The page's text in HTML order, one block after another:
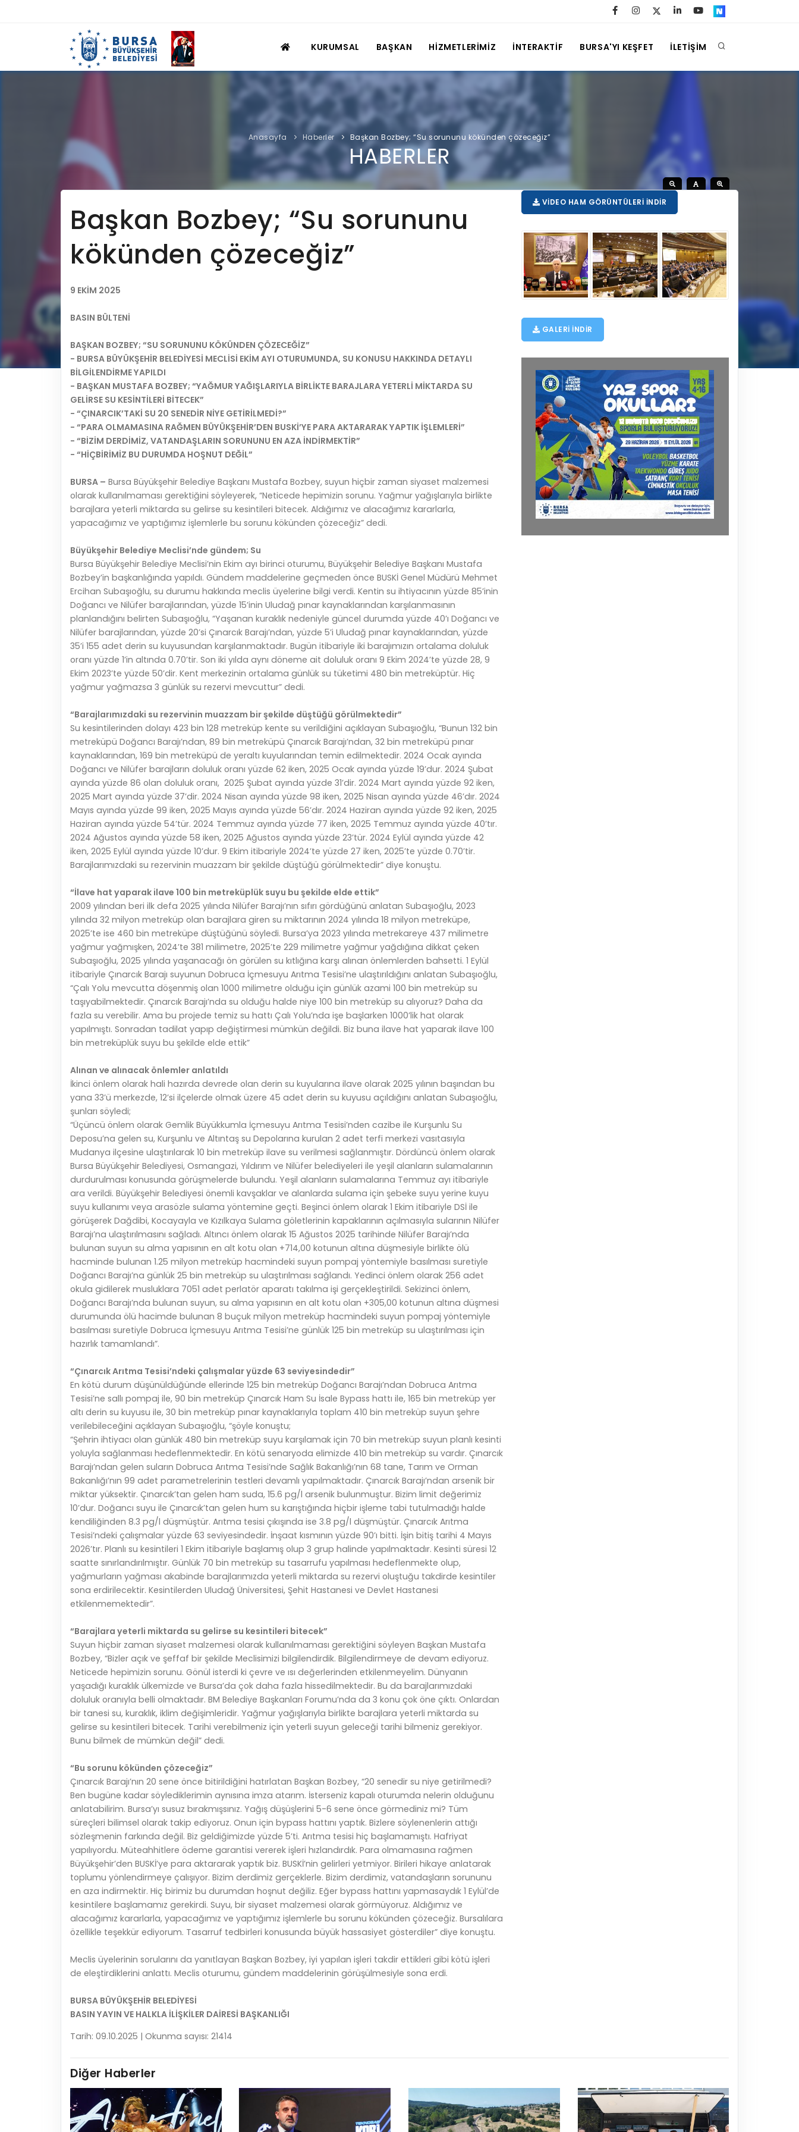
KURUMSAL BAŞKAN HİZMETLERİMİZ İNTERAKTİF BURSA'YI KEŞFET İLETİŞİM
Anasayfa Haberler Başkan Bozbey; “Su sorununu kökünden çözeceğiz”
HABERLER
Başkan Bozbey; “Su sorununu
kökünden çözeceğiz”
9 EKİM 2025
BASIN BÜLTENİ
BAŞKAN BOZBEY; “SU SORUNUNU KÖKÜNDEN ÇÖZECEĞİZ”
- BURSA BÜYÜKŞEHİR BELEDİYESİ MECLİSİ EKİM AYI OTURUMUNDA, SU KONUSU HAKKINDA DETAYLI
BİLGİLENDİRME YAPILDI
- BAŞKAN MUSTAFA BOZBEY; “YAĞMUR YAĞIŞLARIYLA BİRLİKTE BARAJLARA YETERLİ MİKTARDA SU
GELİRSE SU KESİNTİLERİ BİTECEK”
- “ÇINARCIK’TAKİ SU 20 SENEDİR NİYE GETİRİLMEDİ?”
- “PARA OLMAMASINA RAĞMEN BÜYÜKŞEHİR’DEN BUSKİ’YE PARA AKTARARAK YAPTIK İŞLEMLERİ”
- “BİZİM DERDİMİZ, VATANDAŞLARIN SORUNUNU EN AZA İNDİRMEKTİR”
- “HİÇBİRİMİZ BU DURUMDA HOŞNUT DEĞİL”
BURSA – Bursa Büyükşehir Belediye Başkanı Mustafa Bozbey, suyun hiçbir zaman siyaset malzemesi
olarak kullanılmaması gerektiğini söyleyerek, “Neticede hepimizin sorunu. Yağmur yağışlarıyla birlikte
barajlara yeterli miktarda su gelirse su kesintileri bitecek. Aldığımız ve alacağımız kararlarla,
yapacağımız ve yaptığımız işlemlerle bu sorunu kökünden çözeceğiz” dedi.
Büyükşehir Belediye Meclisi’nde gündem; Su
Bursa Büyükşehir Belediye Meclisi’nin Ekim ayı birinci oturumu, Büyükşehir Belediye Başkanı Mustafa
Bozbey’in başkanlığında yapıldı. Gündem maddelerine geçmeden önce BUSKİ Genel Müdürü Mehmet
Ercihan Subaşıoğlu, su durumu hakkında meclis üyelerine bilgi verdi. Kentin su ihtiyacının yüzde 85’inin
Doğancı ve Nilüfer barajlarından, yüzde 15’inin Uludağ pınar kaynaklarından karşılanmasının
planlandığını belirten Subaşıoğlu, “Yaşanan kuraklık nedeniyle güncel durumda yüzde 40’ı Doğancı ve
Nilüfer barajlarından, yüzde 20’si Çınarcık Barajı’ndan, yüzde 5’i Uludağ pınar kaynaklarından, yüzde
35’i 155 adet derin su kuyusundan karşılanmaktadır. Bugün itibariyle iki barajımızın ortalama doluluk
oranı yüzde 1’in altında 0.70’tir. Son iki yılda aynı döneme ait doluluk oranı 9 Ekim 2024’te yüzde 28, 9
Ekim 2023’te yüzde 50’dir. Kent merkezinin ortalama günlük su tüketimi 480 bin metreküptür. Hiç
yağmur yağmazsa 3 günlük su rezervi mevcuttur” dedi.
“Barajlarımızdaki su rezervinin muazzam bir şekilde düştüğü görülmektedir”
Su kesintilerinden dolayı 423 bin 128 metreküp kente su verildiğini açıklayan Subaşıoğlu, “Bunun 132 bin
metreküpü Doğancı Barajı’ndan, 89 bin metreküpü Çınarcık Barajı’ndan, 32 bin metreküpü pınar
kaynaklarından, 169 bin metreküpü de yeraltı kuyularından temin edilmektedir. 2024 Ocak ayında
Doğancı ve Nilüfer barajların doluluk oranı yüzde 62 iken, 2025 Ocak ayında yüzde 19’dur. 2024 Şubat
ayında yüzde 86 olan doluluk oranı, 2025 Şubat ayında yüzde 31’dir. 2024 Mart ayında yüzde 92 iken,
2025 Mart ayında yüzde 37’dir. 2024 Nisan ayında yüzde 98 iken, 2025 Nisan ayında yüzde 46’dır. 2024
Mayıs ayında yüzde 99 iken, 2025 Mayıs ayında yüzde 56’dır. 2024 Haziran ayında yüzde 92 iken, 2025
Haziran ayında yüzde 54’tür. 2024 Temmuz ayında yüzde 77 iken, 2025 Temmuz ayında yüzde 40’tır.
2024 Ağustos ayında yüzde 58 iken, 2025 Ağustos ayında yüzde 23’tür. 2024 Eylül ayında yüzde 42
iken, 2025 Eylül ayında yüzde 10’dur. 9 Ekim itibariyle 2024’te yüzde 27 iken, 2025’te yüzde 0.70’tir.
Barajlarımızdaki su rezervinin muazzam bir şekilde düştüğü görülmektedir” diye konuştu.
“İlave hat yaparak ilave 100 bin metreküplük suyu bu şekilde elde ettik”
2009 yılından beri ilk defa 2025 yılında Nilüfer Barajı’nın sıfırı gördüğünü anlatan Subaşıoğlu, 2023
yılında 32 milyon metreküp olan barajlara giren su miktarının 2024 yılında 18 milyon metreküpe,
2025’te ise 460 bin metreküpe düştüğünü söyledi. Bursa’ya 2023 yılında metrekareye 437 milimetre
yağmur yağmışken, 2024’te 381 milimetre, 2025’te 229 milimetre yağmur yağdığına dikkat çeken
Subaşıoğlu, 2025 yılında yaşanacağı ön görülen su kıtlığına karşı alınan önlemlerden bahsetti. 1 Eylül
itibariyle Çınarcık Barajı suyunun Dobruca İçmesuyu Arıtma Tesisi’ne ulaştırıldığını anlatan Subaşıoğlu,
“Çalı Yolu mevcutta döşenmiş olan 1000 milimetre olduğu için günlük azami 100 bin metreküp su
taşıyabilmektedir. Çınarcık Barajı’nda su olduğu halde niye 100 bin metreküp su alıyoruz? Daha da
fazla su verebilir. Ama bu projede temiz su hattı Çalı Yolu’nda işe başlarken 1000’lik hat olarak
yapılmıştı. Sonradan tadilat yapıp değiştirmesi mümkün değildi. Biz buna ilave hat yaparak ilave 100
bin metreküplük suyu bu şekilde elde ettik”
Alınan ve alınacak önlemler anlatıldı
İkinci önlem olarak hali hazırda devrede olan derin su kuyularına ilave olarak 2025 yılının başından bu
yana 33’ü merkezde, 12’si ilçelerde olmak üzere 45 adet derin su kuyusu açıldığını anlatan Subaşıoğlu,
şunları söyledi;
“Üçüncü önlem olarak Gemlik Büyükkumla İçmesuyu Arıtma Tesisi’nden cazibe ile Kurşunlu Su
Deposu’na gelen su, Kurşunlu ve Altıntaş su Depolarına kurulan 2 adet terfi merkezi vasıtasıyla
Mudanya ilçesine ulaştırılarak 10 bin metreküp ilave su verilmesi sağlanmıştır. Dördüncü önlem olarak
Bursa Büyükşehir Belediyesi, Osmangazi, Yıldırım ve Nilüfer belediyeleri ile yeşil alanların sulamalarının
durdurulması konusunda görüşmelerde bulundu. Yeşil alanların sulamalarına Temmuz ayı itibariyle
ara verildi. Büyükşehir Belediyesi önemli kavşaklar ve alanlarda sulama için şebeke suyu yerine kuyu
suyu kullanımı veya arasözle sulama yöntemine geçti. Beşinci önlem olarak 1 Ekim itibariyle DSİ ile
görüşerek Dağdibi, Kocayayla ve Kızılkaya Sulama göletlerinin kapaklarının açılmasıyla sularının Nilüfer
Barajı’na ulaştırılmasını sağladı. Altıncı önlem olarak 15 Ağustos 2025 tarihinde Nilüfer Barajı’nda
bulunan suyun su alma yapısının en alt kotu olan +714,00 kotunun altına düşmesiyle birlikte ölü
hacminde bulunan 1.25 milyon metreküp hacmindeki suyun pompaj yöntemiyle basılması suretiyle
Doğancı Barajı’na günlük 25 bin metreküp su ulaştırılması sağlandı. Yedinci önlem olarak 256 adet
okula gidilerek musluklara 7051 adet perlatör aparatı takılma işi gerçekleştirildi. Sekizinci önlem,
Doğancı Barajı’nda bulunan suyun, su alma yapısının en alt kotu olan +305,00 kotunun altına düşmesi
durumunda ölü hacimde bulunan 8 buçuk milyon metreküp hacmindeki suyun pompaj yöntemiyle
basılması suretiyle Dobruca İçmesuyu Arıtma Tesisi’ne günlük 125 bin metreküp su ulaştırılması için
hazırlık tamamlandı”.
“Çınarcık Arıtma Tesisi’ndeki çalışmalar yüzde 63 seviyesindedir”
En kötü durum düşünüldüğünde ellerinde 125 bin metreküp Doğancı Barajı’ndan Dobruca Arıtma
Tesisi’ne sallı pompaj ile, 90 bin metreküp Çınarcık Ham Su İsale Bypass hattı ile, 165 bin metreküp yer
altı derin su kuyusu ile, 30 bin metreküp pınar kaynaklarıyla toplam 410 bin metreküp suyun şehre
verilebileceğini açıklayan Subaşıoğlu, “şöyle konuştu;
“Şehrin ihtiyacı olan günlük 480 bin metreküp suyu karşılamak için 70 bin metreküp suyun planlı kesinti
yoluyla sağlanması hedeflenmektedir. En kötü senaryoda elimizde 410 bin metreküp su vardır. Çınarcık
Barajı’ndan gelen suların Dobruca Arıtma Tesisi’nde Sağlık Bakanlığı’nın 68 tane, Tarım ve Orman
Bakanlığı’nın 99 adet parametrelerinin testleri devamlı yapılmaktadır. Çınarcık Barajı’ndan arsenik bir
miktar yüksektir. Çınarcık’tan gelen ham suda, 15.6 pg/l arsenik bulunmuştur. Bizim limit değerimiz
10’dur. Doğancı suyu ile Çınarcık’tan gelen hum su karıştığında hiçbir işleme tabi tutulmadığı halde
kendiliğinden 8.3 pg/l düşmüştür. Arıtma tesisi çıkışında ise 3.8 pg/l düşmüştür. Çınarcık Arıtma
Tesisi’ndeki çalışmalar yüzde 63 seviyesindedir. İnşaat kısmının yüzde 90’ı bitti. İşin bitiş tarihi 4 Mayıs
2026’tır. Planlı su kesintileri 1 Ekim itibariyle başlamış olup 3 grup halinde yapılmaktadır. Kesinti süresi 12
saatte sınırlandırılmıştır. Günlük 70 bin metreküp su tasarrufu yapılması hedeflenmekte olup,
yağmurların yağması akabinde barajlarımızda yeterli miktarda su rezervi oluştuğu takdirde kesintiler
sona erdirilecektir. Kesintilerden Uludağ Üniversitesi, Şehit Hastanesi ve Devlet Hastanesi
etkilenmemektedir”.
“Barajlara yeterli miktarda su gelirse su kesintileri bitecek”
Suyun hiçbir zaman siyaset malzemesi olarak kullanılmaması gerektiğini söyleyen Başkan Mustafa
Bozbey, “Bizler açık ve şeffaf bir şekilde Meclisimizi bilgilendirdik. Bilgilendirmeye de devam ediyoruz.
Neticede hepimizin sorunu. Gönül isterdi ki çevre ve ısı değerlerinden etkilenmeyelim. Dünyanın
yaşadığı kuraklık ülkemizde ve Bursa’da çok daha fazla hissedilmektedir. Bu da barajlarımızdaki
doluluk oranıyla belli olmaktadır. BM Belediye Başkanları Forumu’nda da 3 konu çok öne çıktı. Onlardan
bir tanesi su, kuraklık, iklim değişimleridir. Yağmur yağışlarıyla birlikte barajlara yeterli miktarda su
gelirse su kesintileri bitecek. Tarihi verebilmeniz için yeterli suyun geleceği tarihi bilmeniz gerekiyor.
Bunu bilmek de mümkün değil” dedi.
“Bu sorunu kökünden çözeceğiz”
Çınarcık Barajı’nın 20 sene önce bitirildiğini hatırlatan Başkan Bozbey, “20 senedir su niye getirilmedi?
Ben bugüne kadar söylediklerimin aynısına imza atarım. İsterseniz kapalı oturumda nelerin olduğunu
anlatabilirim. Bursa’yı susuz bırakmışsınız. Yağış düşüşlerini 5-6 sene önce görmediniz mi? Tüm
süreçleri bilimsel olarak takip ediyoruz. Onun için bypass hattını yaptık. Bizlere söylenenlerin attığı
sözleşmenin farkında değil. Biz geldiğimizde yüzde 5’ti. Arıtma tesisi hiç başlamamıştı. Hafriyat
yapılıyordu. Müteahhitlere ödeme garantisi vererek işleri hızlandırdık. Para olmamasına rağmen
Büyükşehir’den BUSKİ’ye para aktararak yaptık biz. BUSKİ’nin gelirleri yetmiyor. Birileri hikaye anlatarak
toplumu yönlendirmeye çalışıyor. Bizim derdimiz gerçeklerle. Bizim derdimiz, vatandaşların sorununu
en aza indirmektir. Hiç birimiz bu durumdan hoşnut değiliz. Eğer bypass hattını yapmasaydık 1 Eylül’de
kesintilere başlamamız gerekirdi. Suyu, bir siyaset malzemesi olarak görmüyoruz. Aldığımız ve
alacağımız kararlarla, yapacağımız ve yaptığımız işlemlerle bu sorunu kökünden çözeceğiz. Bursalılara
özellikle teşekkür ediyorum. Tasarruf tedbirleri konusunda büyük hassasiyet gösterdiler” diye konuştu.
Meclis üyelerinin sorularını da yanıtlayan Başkan Bozbey, iyi yapılan işleri takdir ettikleri gibi kötü işleri
de eleştirdiklerini anlattı. Meclis oturumu, gündem maddelerinin görüşülmesiyle sona erdi.
BURSA BÜYÜKŞEHİR BELEDİYESİ
BASIN YAYIN VE HALKLA İLİŞKİLER DAİRESİ BAŞKANLIĞI
Tarih: 09.10.2025 | Okunma sayısı: 21414
VIDEO HAM GÖRÜNTÜLERI İNDIR
GALERI INDIR
Diğer Haberler